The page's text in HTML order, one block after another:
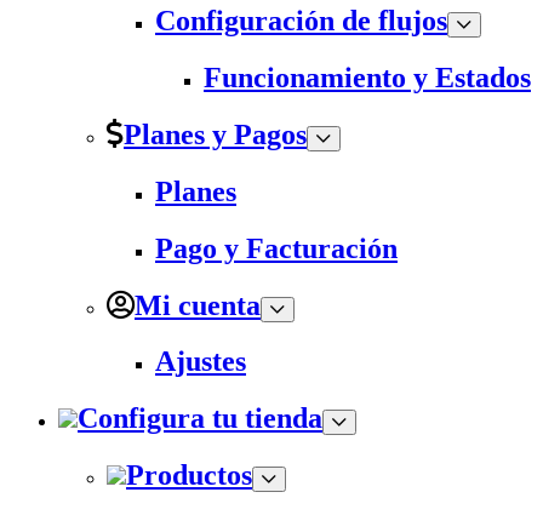
Configuración de flujos
Funcionamiento y Estados
Planes y Pagos
Planes
Pago y Facturación
Mi cuenta
Ajustes
Configura tu tienda
Productos